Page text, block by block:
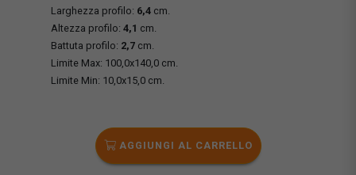
Larghezza profilo: 6,4 cm.
Altezza profilo: 4,1 cm.
Battuta profilo: 2,7 cm.
Limite Max: 100,0x140,0 cm.
Limite Min: 10,0x15,0 cm.
AGGIUNGI AL CARRELLO